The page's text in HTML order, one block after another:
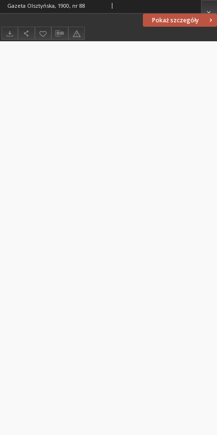
Pokaż szczegóły
Gazeta Olsztyńska, 1900, nr 88